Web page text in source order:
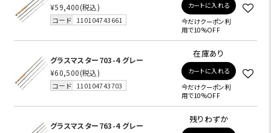
¥59,400(税込)
コード 110104743661
カートに入れる
今だけクーポン利
用で10%OFF
グラスマスター703-4 グレー
¥60,500(税込)
コード 110104743703
在庫あり
カートに入れる
今だけクーポン利
用で10%OFF
グラスマスター763-4 グレー
残りわずか